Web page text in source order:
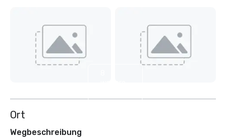
Ort
Wegbeschreibung